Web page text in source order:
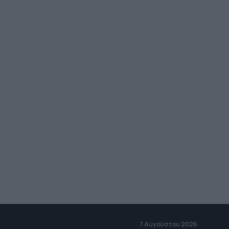
7 Αυγούστου 2026